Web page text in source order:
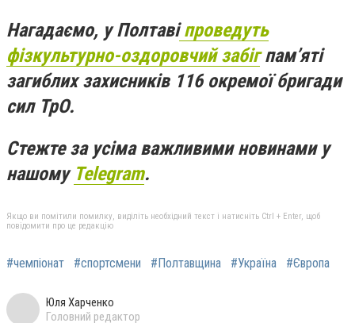
Нагадаємо, у Полтавіпроведуть
фізкультурно-оздоровчий забігпамʼяті
загиблих захисників 116 окремої бригади
сил ТрО.
Стежте за усіма важливими новинами у
нашому Telegram.
Якщо ви помітили помилку, виділіть необхідний текст і натисніть Ctrl + Enter, щоб
повідомити про це редакцію
#чемпіонат #спортсмени #Полтавщина #Україна #Європа
Юля Харченко
Головний редактор